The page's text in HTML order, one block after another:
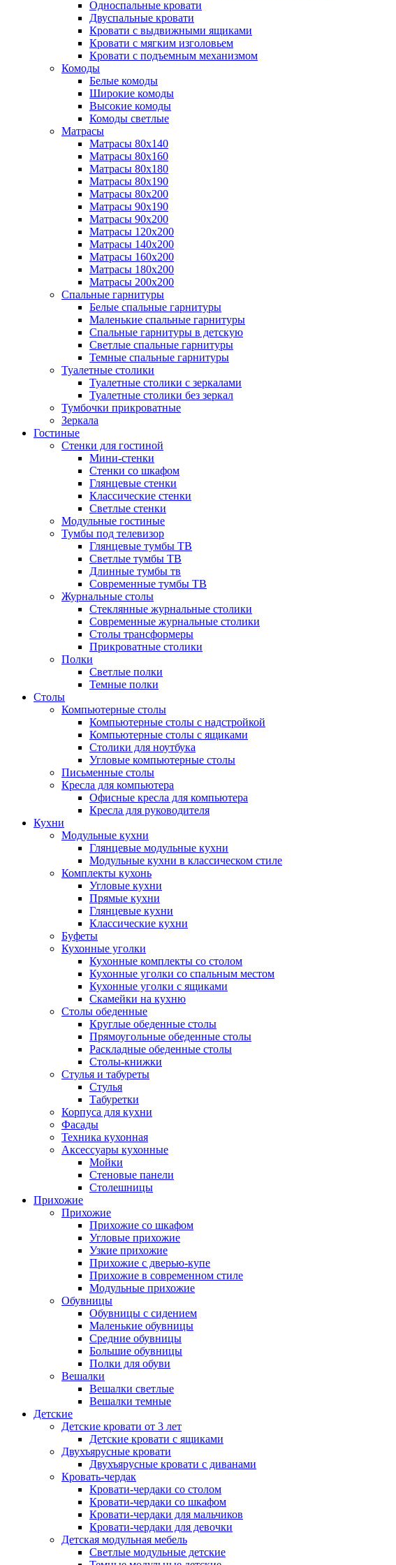
Односпальные кровати
Двуспальные кровати
Кровати с выдвижными ящиками
Кровати с мягким изголовьем
Кровати с подъемным механизмом
Комоды
Белые комоды
Широкие комоды
Высокие комоды
Комоды светлые
Матрасы
Матрасы 80х140
Матрасы 80х160
Матрасы 80х180
Матрасы 80х190
Матрасы 80х200
Матрасы 90х190
Матрасы 90х200
Матрасы 120х200
Матрасы 140х200
Матрасы 160х200
Матрасы 180х200
Матрасы 200х200
Спальные гарнитуры
Белые спальные гарнитуры
Маленькие спальные гарнитуры
Спальные гарнитуры в детскую
Светлые спальные гарнитуры
Темные спальные гарнитуры
Туалетные столики
Туалетные столики с зеркалами
Туалетные столики без зеркал
Тумбочки прикроватные
Зеркала
Гостиные
Стенки для гостиной
Мини-стенки
Стенки со шкафом
Глянцевые стенки
Классические стенки
Светлые стенки
Модульные гостиные
Тумбы под телевизор
Глянцевые тумбы ТВ
Светлые тумбы ТВ
Длинные тумбы тв
Современные тумбы ТВ
Журнальные столы
Стеклянные журнальные столики
Современные журнальные столики
Столы трансформеры
Прикроватные столики
Полки
Светлые полки
Темные полки
Столы
Компьютерные столы
Компьютерные столы с надстройкой
Компьютерные столы с ящиками
Столики для ноутбука
Угловые компьютерные столы
Письменные столы
Кресла для компьютера
Офисные кресла для компьютера
Кресла для руководителя
Кухни
Модульные кухни
Глянцевые модульные кухни
Модульные кухни в классическом стиле
Комплекты кухонь
Угловые кухни
Прямые кухни
Глянцевые кухни
Классические кухни
Буфеты
Кухонные уголки
Кухонные комплекты со столом
Кухонные уголки со спальным местом
Кухонные уголки с ящиками
Скамейки на кухню
Столы обеденные
Круглые обеденные столы
Прямоугольные обеденные столы
Раскладные обеденные столы
Столы-книжки
Стулья и табуреты
Стулья
Табуретки
Корпуса для кухни
Фасады
Техника кухонная
Аксессуары кухонные
Мойки
Стеновые панели
Столешницы
Прихожие
Прихожие
Прихожие со шкафом
Угловые прихожие
Узкие прихожие
Прихожие с дверью-купе
Прихожие в современном стиле
Модульные прихожие
Обувницы
Обувницы с сидением
Маленькие обувницы
Средние обувницы
Большие обувницы
Полки для обуви
Вешалки
Вешалки светлые
Вешалки темные
Детские
Детские кровати от 3 лет
Детские кровати с ящиками
Двухъярусные кровати
Двухъярусные кровати с диванами
Кровать-чердак
Кровати-чердаки со столом
Кровати-чердаки со шкафом
Кровати-чердаки для мальчиков
Кровати-чердаки для девочки
Детская модульная мебель
Светлые модульные детские